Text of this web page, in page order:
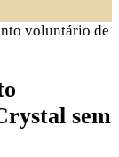
voluntário de
sem